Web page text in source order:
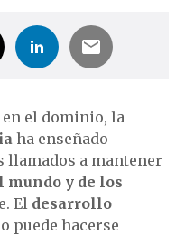
en el dominio, la
ha enseñado
llamados a mantener
mundo y de los
El desarrollo
puede hacerse